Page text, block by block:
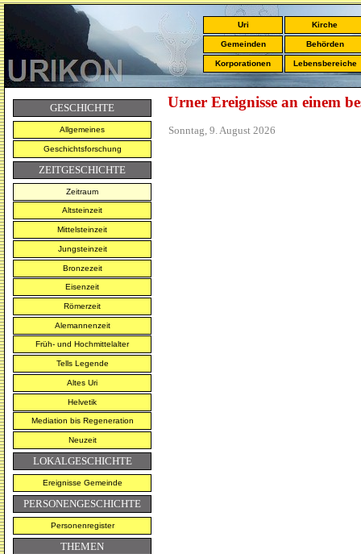
Uri Kirche
Gemeinden Behörden
Korporationen Lebensbereiche
GESCHICHTE
Allgemeines
Geschichtsforschung
ZEITGESCHICHTE
Zeitraum
Altsteinzeit
Mittelsteinzeit
Jungsteinzeit
Bronzezeit
Eisenzeit
Römerzeit
Alemannenzeit
Früh- und Hochmittelalter
Tells Legende
Altes Uri
Helvetik
Mediation bis Regeneration
Neuzeit
LOKALGESCHICHTE
Ereignisse Gemeinde
PERSONENGESCHICHTE
Personenregister
THEMEN
Urner Ereignisse an einem
Sonntag, 9. August 2026